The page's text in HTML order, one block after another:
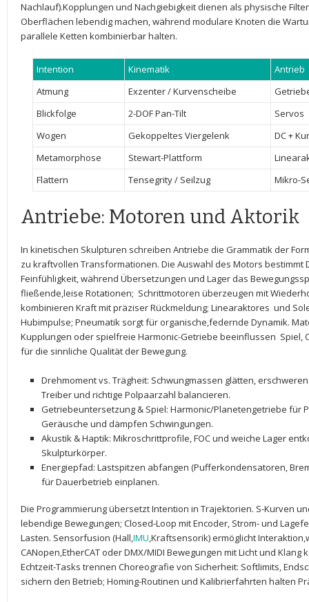
Nachlauf).Kopplungen und Nachgiebigkeit dienen als physische
Oberflächen lebendig machen, während ‌modulare Knoten die
parallele Ketten kombinierbar halten.
Intention Kinematik
Antrieb
Atmung
Exzenter / Kurvenscheibe
Blickfolge
2-DOF Pan-Tilt
Servos
Wogen
Gekoppeltes⁣ Viergelenk
DC +
Metamorphose
Stewart-Plattform
Flattern
Tensegrity​ / Seilzug Mikro-
Antriebe:‍ Motoren und ‍Aktorik
In kinetischen Skulpturen schreiben Antriebe die Grammatik der⁢
zu ⁤kraftvollen Transformationen. Die⁤ Auswahl des Motors bestimmt
Feinfühligkeit, während Übersetzungen ⁢und Lager das
fließende,leise Rotationen; ⁢ Schrittmotoren überzeugen mit
kombinieren Kraft mit präziser Rückmeldung; Linearaktores ‍ und
Hubimpulse; Pneumatik sorgt ⁤für organische,federnde ‍Dynamik.
Kupplungen ⁤oder⁤ spielfreie‌ Harmonic-Getriebe beeinflussen ‍ Spiel,
für ⁤die sinnliche Qualität der ‌Bewegung.
Drehmoment vs. Trägheit: Schwungmassen glätten,⁤
Treiber und richtige Polpaarzahl balancieren.
Getriebeuntersetzung & Spiel:⁣ Harmonic/Planetengetriebe für‍
⁣Geräusche und ⁣dämpfen Schwingungen.
Akustik ​& Haptik: Mikroschrittprofile, FOC‌ und weiche Lager
⁢Skulpturkörper.
Energiepfad: ‍Lastspitzen abfangen (Pufferkondensatoren,
für Dauerbetrieb einplanen.
Die Programmierung übersetzt Intention ⁤in Trajektorien.​ S-Kurven
‍lebendige Bewegungen; Closed-Loop mit Encoder, Strom- und
Lasten. Sensorfusion ‌(Hall,IMU,Kraftsensorik) ermöglicht​
CANopen,EtherCAT‌ oder DMX/MIDI ⁣Bewegungen mit Licht und
Echtzeit-Tasks trennen Choreografie von Sicherheit: Softlimits,
sichern den ⁣Betrieb; Homing-Routinen und Kalibrierfahrten halten